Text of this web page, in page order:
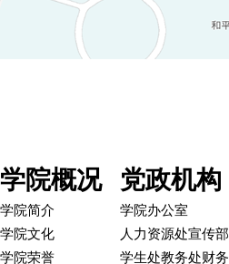
学院概况
学院简介
学院文化
学院荣誉
党政机构
学院办公室
人力资源处宣传部
学生处教务处财